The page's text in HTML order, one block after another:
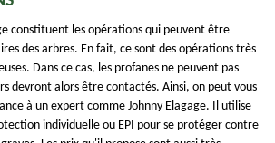
constituent les opérations qui peuvent être
des arbres. En fait, ce sont des opérations très
Dans ce cas, les profanes ne peuvent pas
devront alors être contactés. Ainsi, on peut vous
à un expert comme Johnny Elagage. Il utilise
individuelle ou EPI pour se protéger contre